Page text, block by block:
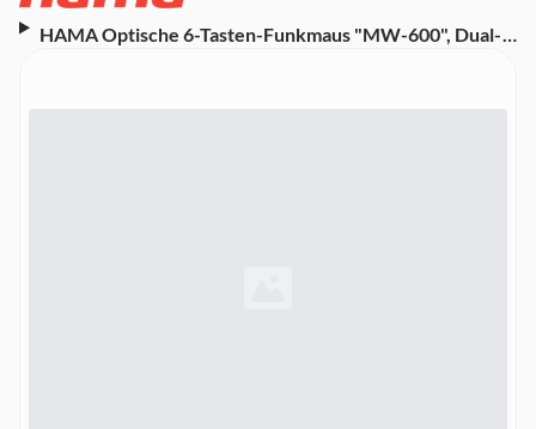
HAMA Optische 6-Tasten-Funkmaus "MW-600", Dual-